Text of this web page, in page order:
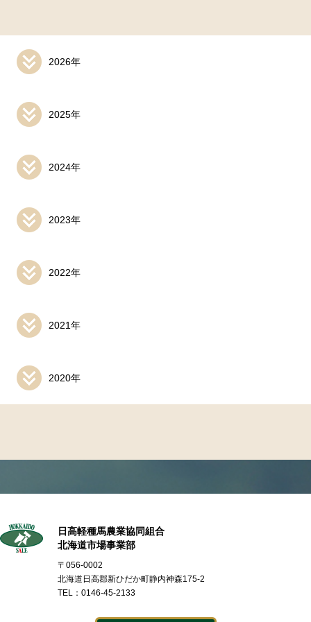
2026年
2025年
2024年
2023年
2022年
2021年
2020年
日高軽種馬農業協同組合
北海道市場事業部
〒056-0002
北海道日高郡新ひだか町静内神森175-2
TEL：0146-45-2133